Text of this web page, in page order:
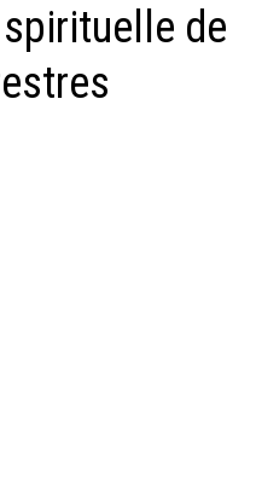
de